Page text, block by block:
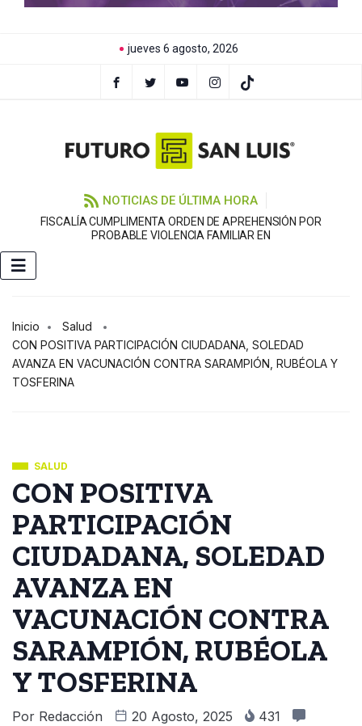
jueves 6 agosto, 2026
NOTICIAS DE ÚLTIMA HORA
FISCALÍA CUMPLIMENTA ORDEN DE APREHENSIÓN POR
PROBABLE VIOLENCIA FAMILIAR EN
Inicio
Salud
CON POSITIVA PARTICIPACIÓN CIUDADANA, SOLEDAD
AVANZA EN VACUNACIÓN CONTRA SARAMPIÓN, RUBÉOLA Y
TOSFERINA
SALUD
CON POSITIVA
PARTICIPACIÓN
CIUDADANA, SOLEDAD
AVANZA EN
VACUNACIÓN CONTRA
SARAMPIÓN, RUBÉOLA
Y TOSFERINA
Por Redacción 20 Agosto, 2025
431